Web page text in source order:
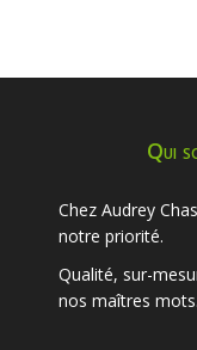
Qui
Chez Audrey
notre priorité.
Qualité, sur-
nos maîtres mots.